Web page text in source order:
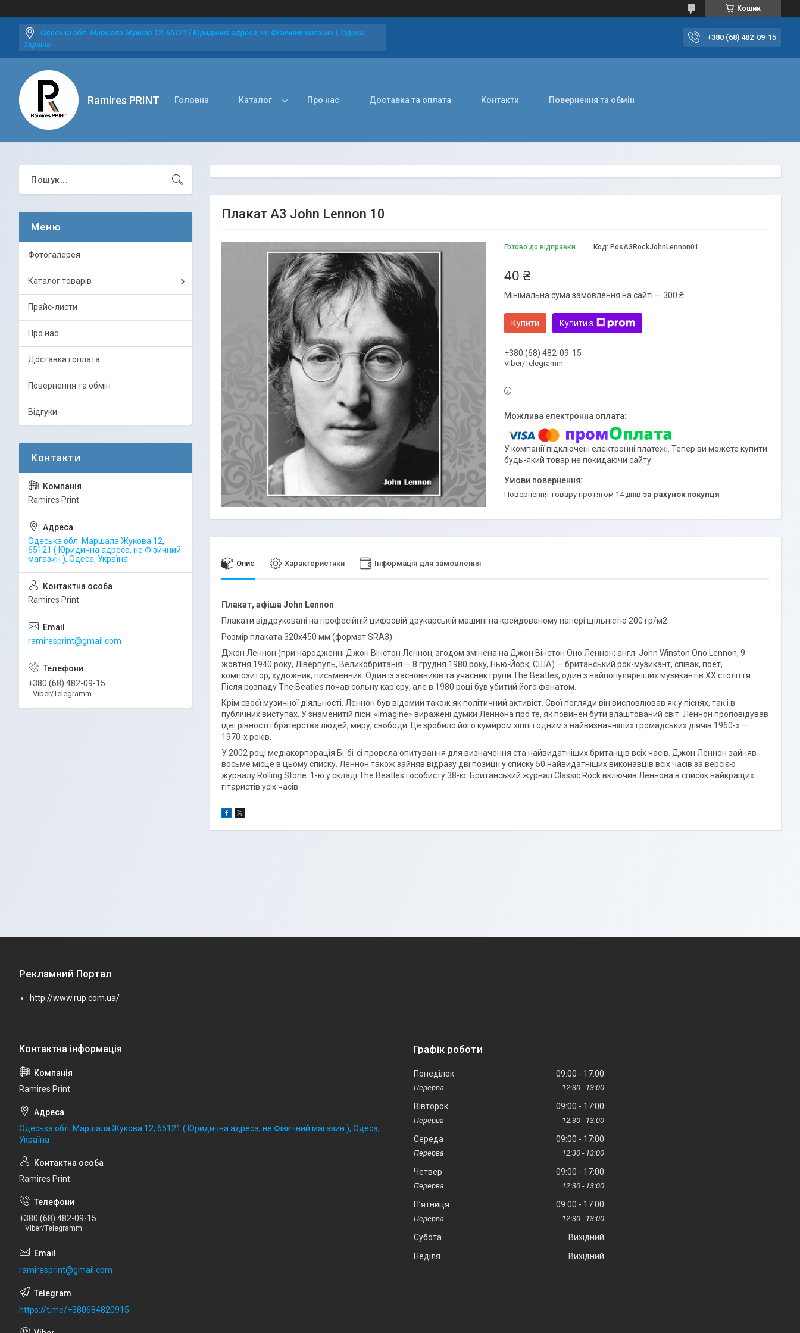
Кошик
Одеська обл. Маршала Жукова 12, 65121 ( Юридична адреса, не Фізичний магазин ), Одеса,
Україна
+380 (68) 482-09-15
Ramires PRINT Головна Каталог Про нас Доставка та оплата Контакти Повернення та обмін
Плакат А3 John Lennon 10
Готово до відправки Код: PosA3RockJohnLennon01
40 ₴
Мінімальна сума замовлення на сайті — 300 ₴
Купити Купити з
+380 (68) 482-09-15
Viber/Telegramm
У компанії підключені електронні платежі. Тепер ви можете купити
будь-який товар не покидаючи сайту.
повернення товару протягом 14 днів за рахунок покупця
Опис Характеристики Інформація для замовлення
Плакат, афіша John Lennon
Плакати віддруковані на професійній цифровій друкарській машині на крейдованому папері щільністю 200 гр/м2.
Розмір плаката 320х450 мм (формат SRA3).
Джон Леннон (при народженні Джон Вінстон Леннон, згодом змінена на Джон Вінстон Оно Леннон; англ. John Winston Ono Lennon, 9
жовтня 1940 року, Ліверпуль, Великобританія — 8 грудня 1980 року, Нью-Йорк, США) — британський рок-музикант, співак, поет,
композитор, художник, письменник. Один із засновників та учасник групи The Beatles, один з найпопулярніших музикантів XX століття.
Після розпаду The Beatles почав сольну кар'єру, але в 1980 році був убитий його фанатом.
Крім своєї музичної діяльності, Леннон був відомий також як політичний активіст. Свої погляди він висловлював як у піснях, так і в
публічних виступах. У знаменитій пісні «Imagine» виражені думки Леннона про те, як повинен бути влаштований світ. Леннон проповідував
ідеї рівності і братерства людей, миру, свободи. Це зробило його кумиром хіппі і одним з найвизначніших громадських діячів 1960-х —
1970-х років.
У 2002 році медіакорпорація Бі-бі-сі провела опитування для визначення ста найвидатніших британців всіх часів. Джон Леннон зайняв
восьме місце в цьому списку. Леннон також зайняв відразу дві позиції у списку 50 найвидатніших виконавців всіх часів за версією
журналу Rolling Stone: 1-ю у складі The Beatles і особисту 38-ю. Британський журнал Classic Rock включив Леннона в список найкращих
гітаристів усіх часів.
Фотогалерея
Каталог товарів
Прайс-листи
Про нас
Доставка і оплата
Повернення та обмін
Відгуки
Ramires Print
Одеська обл. Маршала Жукова 12,
65121 ( Юридична адреса, не Фізичний
магазин ), Одеса, Україна
Ramires Print
ramiresprint@gmail.com
+380 (68) 482-09-15
Viber/Telegramm
Рекламний Портал
http://www.rup.com.ua/
Ramires Print
Одеська обл. Маршала Жукова 12, 65121 ( Юридична адреса, не Фізичний магазин ), Одеса,
Україна
Ramires Print
+380 (68) 482-09-15
Viber/Telegramm
ramiresprint@gmail.com
https://t.me/+380684820915
Графік роботи
Понеділок 09:00 17:00
12:30 13:00
Вівторок 09:00 17:00
12:30 13:00
Середа 09:00 17:00
12:30 13:00
Четвер 09:00 17:00
12:30 13:00
Пʼятниця 09:00 17:00
12:30 13:00
Субота
Вихідний
Неділя
Вихідний